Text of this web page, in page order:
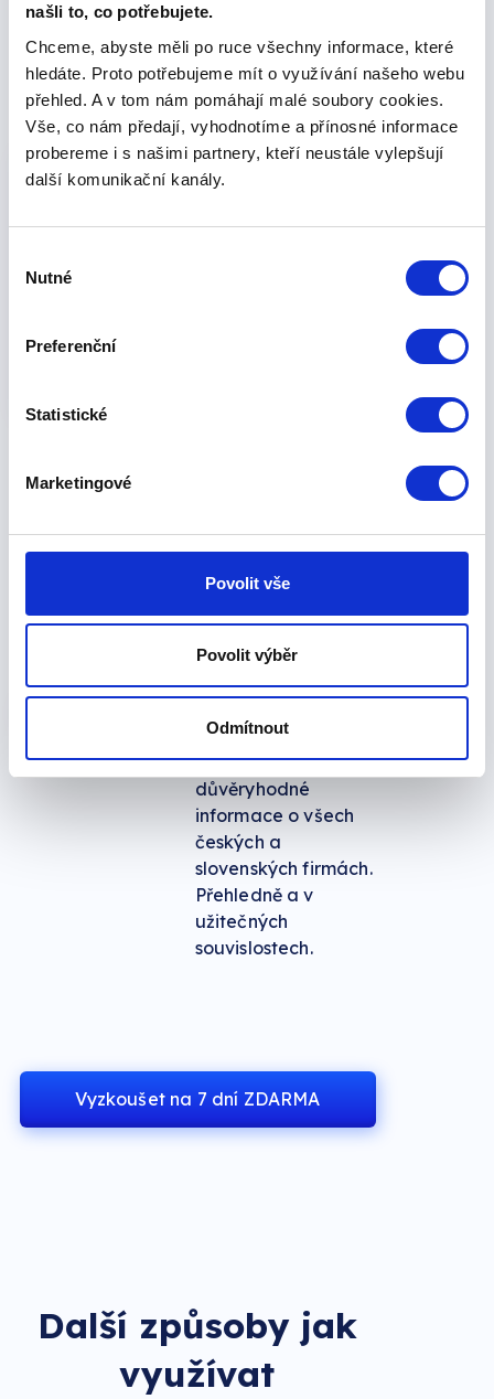
našli to, co potřebujete.
Chceme, abyste měli po ruce všechny informace, které
hledáte. Proto potřebujeme mít o využívání našeho webu
přehled. A v tom nám pomáhají malé soubory cookies.
Vše, co nám předají, vyhodnotíme a přínosné informace
probereme i s našimi partnery, kteří neustále vylepšují
další komunikační kanály.
souhlasu
Nutné
Preferenční
Statistické
Marketingové
Povolit vše
Povolit výběr
Odmítnout
napojené subjekty, vidíte víc než jednu
firmu. Skryté vazby napoví o možných
rizicích, záměrech nebo reputaci lépe než
jakýkoliv výpis z rejstříku.
České
republiky
i
Slovenska
V Creditchecku
najdete aktuální a
důvěryhodné
informace o všech
českých a
slovenských firmách.
Přehledně a v
užitečných
souvislostech.
Vyzkoušet na 7 dní ZDARMA
Další způsoby jak
využívat